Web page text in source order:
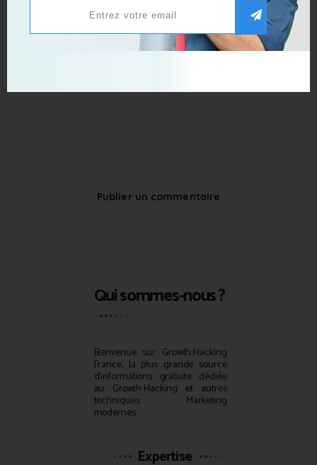
Qui sommes-nous ?
Bienvenue sur Growth Hacking
France, la plus grande source
d’informations gratuite dédiée
au Growth Hacking et autres
techniques Marketing
modernes.
Expertise